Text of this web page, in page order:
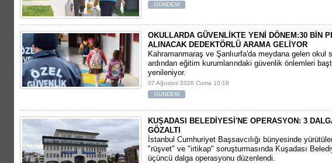
GÜNDEM
OKULLARDA GÜVENLİKTE YENİ DÖNEM:30 BİN
ALINACAK DEDEKTÖRLÜ ARAMA GELİYOR
​Kahramanmaraş ve Şanlıurfa'da meydana gelen okul
ardından eğitim kurumlarındaki güvenlik önlemleri
yenileniyor.
07 Ağustos 2026 Cuma 10:18
GÜNDEM
KUŞADASI BELEDİYESİ'NE OPERASYON: 3
GÖZALTI
​İstanbul Cumhuriyet Başsavcılığı bünyesinde
"rüşvet" ve "irtikap" soruşturmasında Kuşadası
üçüncü dalga operasyonu düzenlendi.